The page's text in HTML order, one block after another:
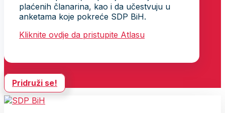
plaćenih članarina, kao i da učestvuju u
anketama koje pokreće SDP BiH.
Kliknite ovdje da pristupite Atlasu
Pridruži se!